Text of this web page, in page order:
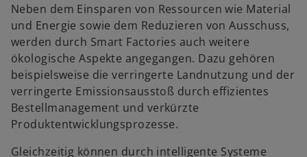
Neben dem Einsparen von Ressourcen wie Material
und Energie sowie dem Reduzieren von Ausschuss,
werden durch Smart Factories auch weitere
ökologische Aspekte angegangen. Dazu gehören
beispielsweise die verringerte Landnutzung und der
verringerte Emissionsausstoß durch effizientes
Bestellmanagement und verkürzte
Produktentwicklungsprozesse.
Gleichzeitig können durch intelligente Systeme